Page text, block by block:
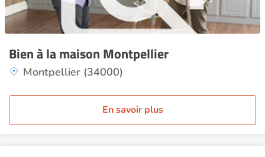
Bien à la maison Montpellier
Montpellier (34000)
En savoir plus